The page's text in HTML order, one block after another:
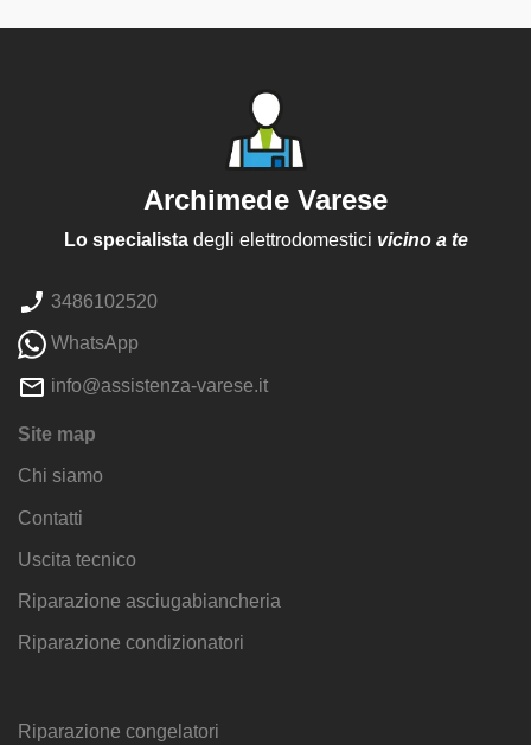
Archimede Varese
Lo specialistadegli elettrodomestici vicino a te
3486102520
WhatsApp
info@assistenza-varese.it
Site map
Chi siamo
Contatti
Uscita tecnico
Riparazione asciugabiancheria
Riparazione condizionatori
Riparazione congelatori